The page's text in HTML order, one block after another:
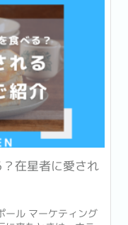
在星者に愛され
ール マーケティング